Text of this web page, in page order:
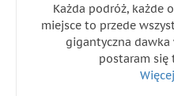
Każda podróż, każde
miejsce to przede
gigantyczna
postaram się